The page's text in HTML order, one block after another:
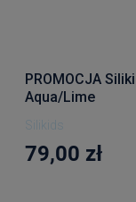
PROMOCJA
Aqua/Lime
Silikids
79,00 zł